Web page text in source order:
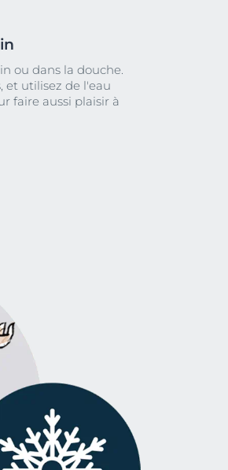
ou dans la douche.
et utilisez de l'eau
faire aussi plaisir à